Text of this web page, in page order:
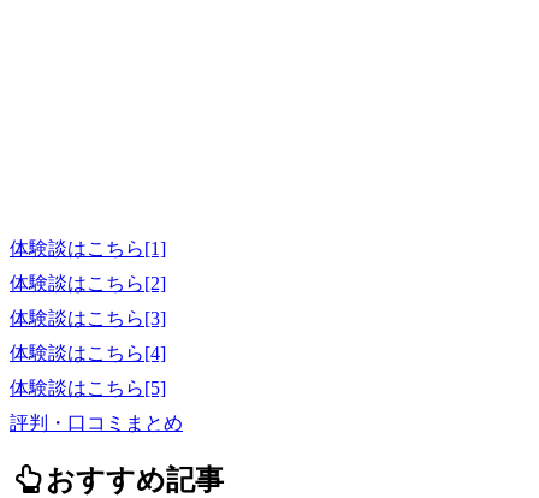
体験談はこちら[1]
体験談はこちら[2]
体験談はこちら[3]
体験談はこちら[4]
体験談はこちら[5]
評判・口コミまとめ
おすすめ記事